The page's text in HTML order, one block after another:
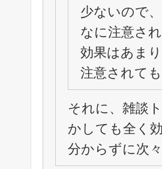
少ないので
なに注意さ
効果はあま
注意されて
それに、雑談
かしても全く
分からずに次